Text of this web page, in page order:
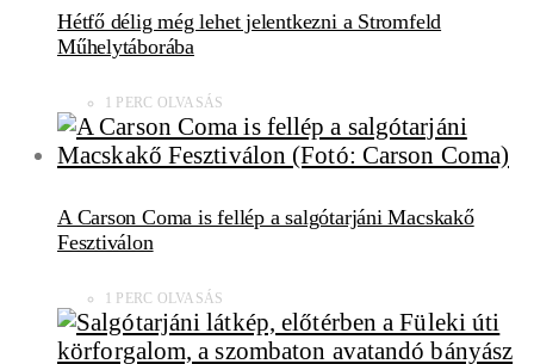
Hétfő délig még lehet jelentkezni a Stromfeld
Műhelytáborába
1 PERC OLVASÁS
A Carson Coma is fellép a salgótarjáni Macskakő
Fesztiválon
1 PERC OLVASÁS